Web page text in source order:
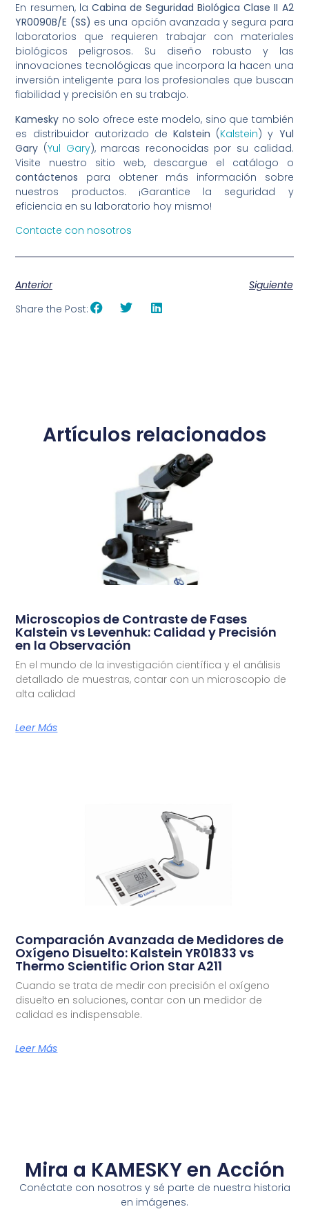
En resumen, la Cabina de Seguridad Biológica Clase II A2
YR0090B/E (SS) es una opción avanzada y segura para
laboratorios que requieren trabajar con materiales
biológicos peligrosos. Su diseño robusto y las
innovaciones tecnológicas que incorpora la hacen una
inversión inteligente para los profesionales que buscan
fiabilidad y precisión en su trabajo.
Kamesky no solo ofrece este modelo, sino que también
es distribuidor autorizado deKalstein (Kalstein) y Yul
Gary (Yul Gary), marcas reconocidas por su calidad.
Visite nuestro sitio web, descargue el catálogo o
contáctenos para obtener más información sobre
nuestros productos. ¡Garantice la seguridad y
eficiencia en su laboratorio hoy mismo!
Contacte con nosotros
Anterior
Siguiente
Share the Post:
Artículos relacionados
Microscopios de Contraste de Fases
Kalstein vs Levenhuk: Calidad y Precisión
en la Observación
En el mundo de la investigación científica y el análisis
detallado de muestras, contar con un microscopio de
alta calidad
Leer Más
Comparación Avanzada de Medidores de
Oxígeno Disuelto: Kalstein YR01833 vs
Thermo Scientific Orion Star A211
Cuando se trata de medir con precisión el oxígeno
disuelto en soluciones, contar con un medidor de
calidad es indispensable.
Leer Más
Mira a KAMESKY en Acción
Conéctate con nosotros y sé parte de nuestra historia
en imágenes.